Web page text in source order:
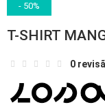
- 50%
T-SHIRT
0